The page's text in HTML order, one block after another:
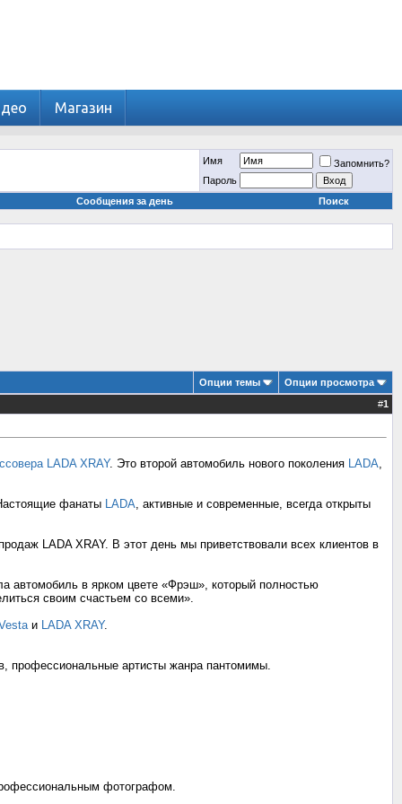
Магазин
Имя
Запомнить?
Пароль
Сообщения за день
Поиск
Опции темы
Опции просмотра
#1
LADA XRAY. Это второй автомобиль нового поколения LADA,
фанаты LADA, активные и современные, всегда открыты
LADA XRAY. В этот день мы приветствовали всех клиентов в
автомобиль в ярком цвете «Фрэш», который полностью
своим счастьем со всеми».
и LADA XRAY.
профессиональные артисты жанра пантомимы.
фотографом.